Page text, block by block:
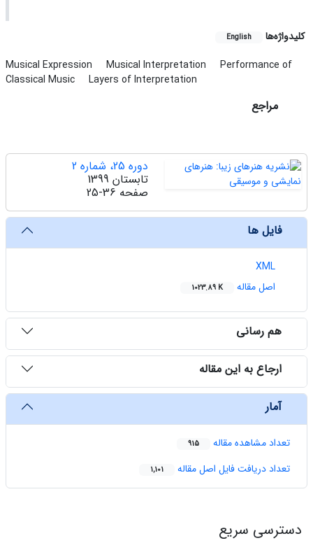
کلیدواژه‌ها English
Musical Expression Musical Interpretation
Performance of
Classical Music
Layers of Interpretation
مراجع
دوره 25، شماره 2
تابستان 1399
صفحه 25-36
فایل ها
XML
اصل مقاله
1023.89 K
هم رسانی
ارجاع به این مقاله
آمار
تعداد مشاهده مقاله 915
تعداد دریافت فایل اصل مقاله 1,101
دسترسی سریع